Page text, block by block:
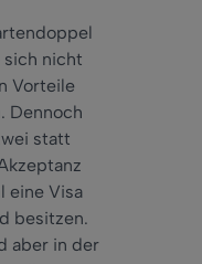
sich nicht
Vorteile
Dennoch
statt
eine Visa
besitzen.
aber in der